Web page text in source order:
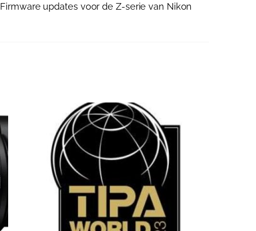
Firmware updates voor de Z-serie van Nikon